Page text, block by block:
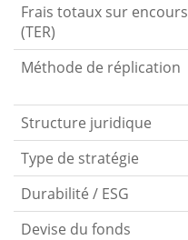
Frais totaux sur encours
(TER)
Méthode de réplication
Structure juridique
Type de stratégie
Durabilité / ESG
Devise du fonds